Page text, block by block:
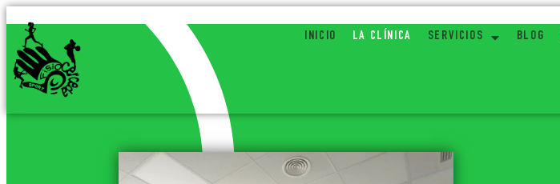
INICIO LA CLÍNICA SERVICIOS BLOG